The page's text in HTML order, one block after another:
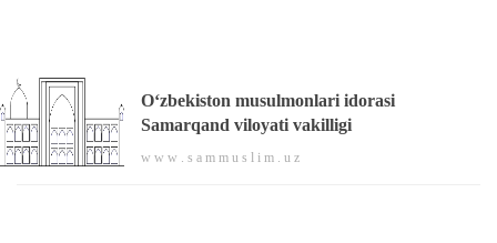
O‘zbekiston musulmonlari idorasi
Samarqand viloyati vakilligi
w w w . s a m m u s l i m . u z